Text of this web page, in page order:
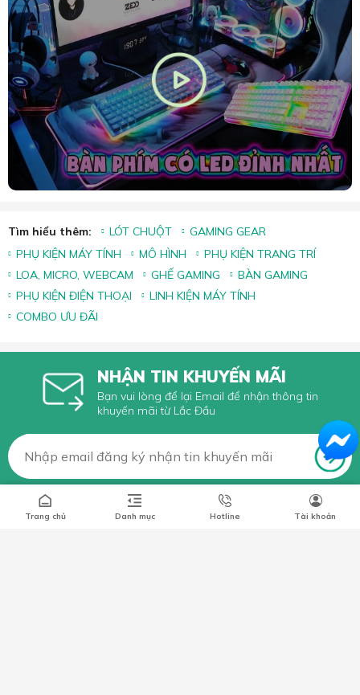
Tìm hiểu thêm: LÓT CHUỘT
GAMING GEAR
PHỤ KIỆN MÁY TÍNH
MÔ HÌNH
PHỤ KIỆN TRANG TRÍ
LOA, MICRO, WEBCAM
GHẾ GAMING
BÀN GAMING
PHỤ KIỆN ĐIỆN THOẠI
LINH KIỆN MÁY TÍNH
COMBO ƯU ĐÃI
NHẬN TIN KHUYẾN MÃI
Bạn vui lòng để lại Email để nhận thông tin
khuyến mãi từ Lắc Đầu
Trang chủ Danh mục Hotline Tài khoản